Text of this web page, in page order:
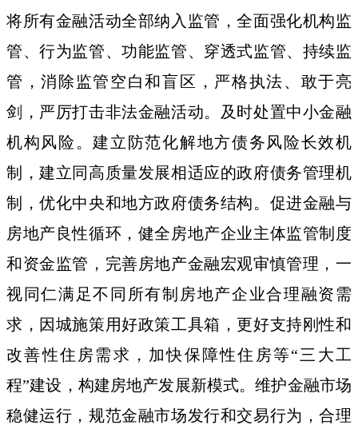
将所有金融活动全部纳入监管，全面强化机构监
管、行为监管、功能监管、穿透式监管、持续监
管，消除监管空白和盲区，严格执法、敢于亮
剑，严厉打击非法金融活动。及时处置中小金融
机构风险。建立防范化解地方债务风险长效机
制，建立同高质量发展相适应的政府债务管理机
制，优化中央和地方政府债务结构。促进金融与
房地产良性循环，健全房地产企业主体监管制度
和资金监管，完善房地产金融宏观审慎管理，一
视同仁满足不同所有制房地产企业合理融资需
求，因城施策用好政策工具箱，更好支持刚性和
改善性住房需求，加快保障性住房等“三大工
程”建设，构建房地产发展新模式。维护金融市场
稳健运行，规范金融市场发行和交易行为，合理